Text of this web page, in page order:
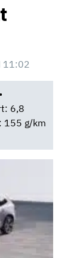
11:02
6,8
155 g/km